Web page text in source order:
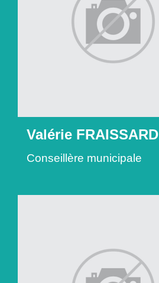
Valérie FRAISSARD
Conseillère municipale